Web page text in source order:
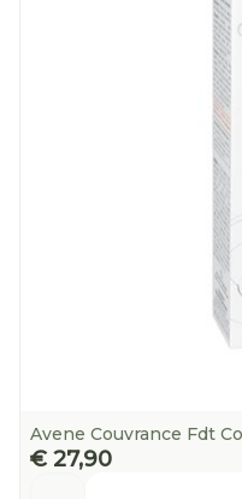
Avene Couvrance Fdt
€ 27,90